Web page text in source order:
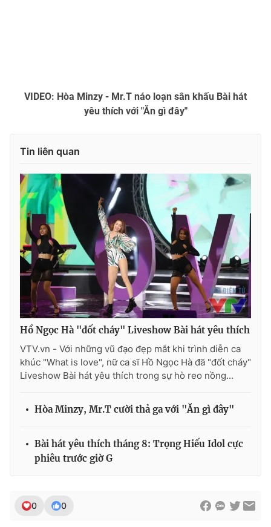
® Cấm sao chép dưới mọi hình thức nếu không có sự chấp
thuận bằng văn bản. Ghi rõ nguồn VTV.vn khi phát hành lại
thông tin từ website này.
VIDEO: Hòa Minzy - Mr.T náo loạn sân khấu Bài hát
yêu thích với "Ăn gì đây"
Tin liên quan
Hồ Ngọc Hà "đốt cháy" Liveshow Bài hát yêu thích
VTV.vn - Với những vũ đạo đẹp mắt khi trình diễn ca
khúc "What is love", nữ ca sĩ Hồ Ngọc Hà đã "đốt cháy"
Liveshow Bài hát yêu thích trong sự hò reo nồng...
Hòa Minzy, Mr.T cười thả ga với "Ăn gì đây"
Bài hát yêu thích tháng 8: Trọng Hiếu Idol cực
phiêu trước giờ G
0 0